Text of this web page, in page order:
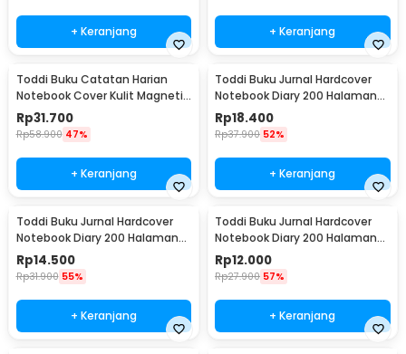
+ Keranjang + Keranjang
Toddi Buku Catatan Harian
Notebook Cover Kulit Magnetic
Buckle - CW-04
Rp31.700
Rp58.900 47%
+ Keranjang
Toddi Buku Jurnal Hardcover
Notebook Diary 200 Halaman
Lined A5 - CW-38
Rp18.400
Rp37.900 52%
+ Keranjang
Toddi Buku Jurnal Hardcover
Notebook Diary 200 Halaman
Lined A6 - CW-38
Rp14.500
Rp31.900 55%
+ Keranjang
Toddi Buku Jurnal Hardcover
Notebook Diary 200 Halaman
Lined A7 - CW-38
Rp12.000
Rp27.900 57%
+ Keranjang